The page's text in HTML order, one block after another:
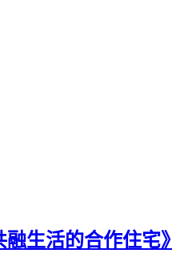
生活的合作住宅》